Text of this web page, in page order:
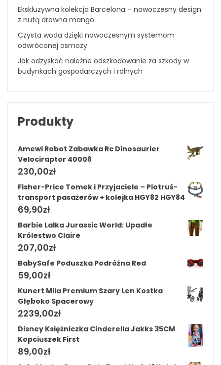
Ekskluzywna kolekcja Barcelona – nowoczesny design
z nutą drewna mango
Czysta woda dzięki nowoczesnym systemom
odwróconej osmozy
Jak odzyskać należne odszkodowanie za szkody w
budynkach gospodarczych i rolnych
Produkty
Amewi Robot Zabawka Rc Dinosaurier
Velociraptor 40008
230,00zł
Fisher-Price Tomek i Przyjaciele – Piotruś-
transport pasażerów + kolejka HGY82 HGY84
69,90zł
Barbie Lalka Jurassic World: Upadłe
Królestwo Claire
207,00zł
BabySafe Poduszka Podróżna Red
59,00zł
Kunert Mila Premium Szary Len Kostka
Głęboko Spacerowy
2239,00zł
Disney Księżniczka Cinderella Jakks 35CM
Kopciuszek First
89,00zł